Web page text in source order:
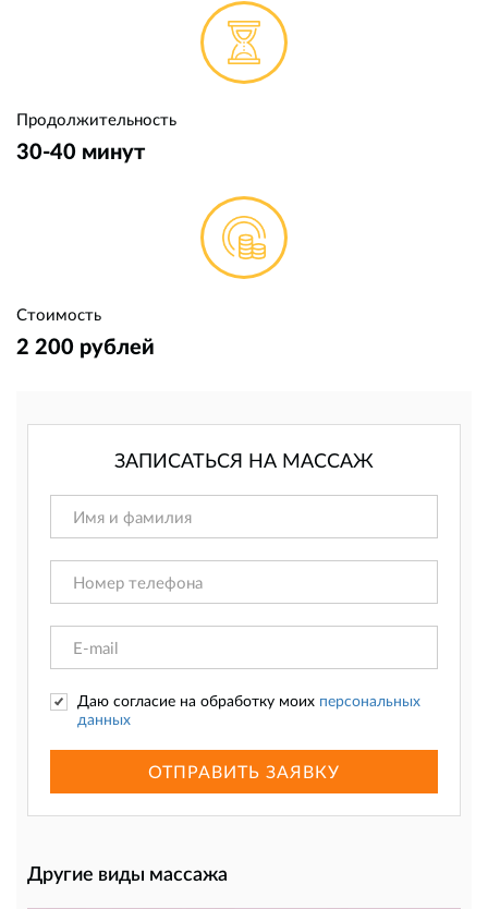
Продолжительность
30-40 минут
Стоимость
2 200 рублей
ЗАПИСАТЬСЯ НА МАССАЖ
Даю согласие на обработку моих персональных
данных
ОТПРАВИТЬ ЗАЯВКУ
Другие виды массажа